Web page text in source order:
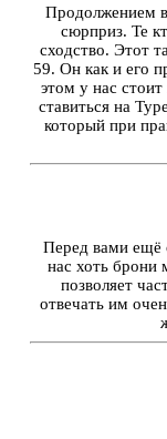
Продолжением
сюрприз. Те
сходство. Этот
59. Он как и его
этом у нас
ставиться на
который при
Перед вами ещё
нас хоть брони
позволяет
отвечать им